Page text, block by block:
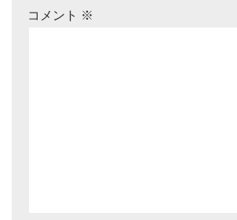
コメント ※